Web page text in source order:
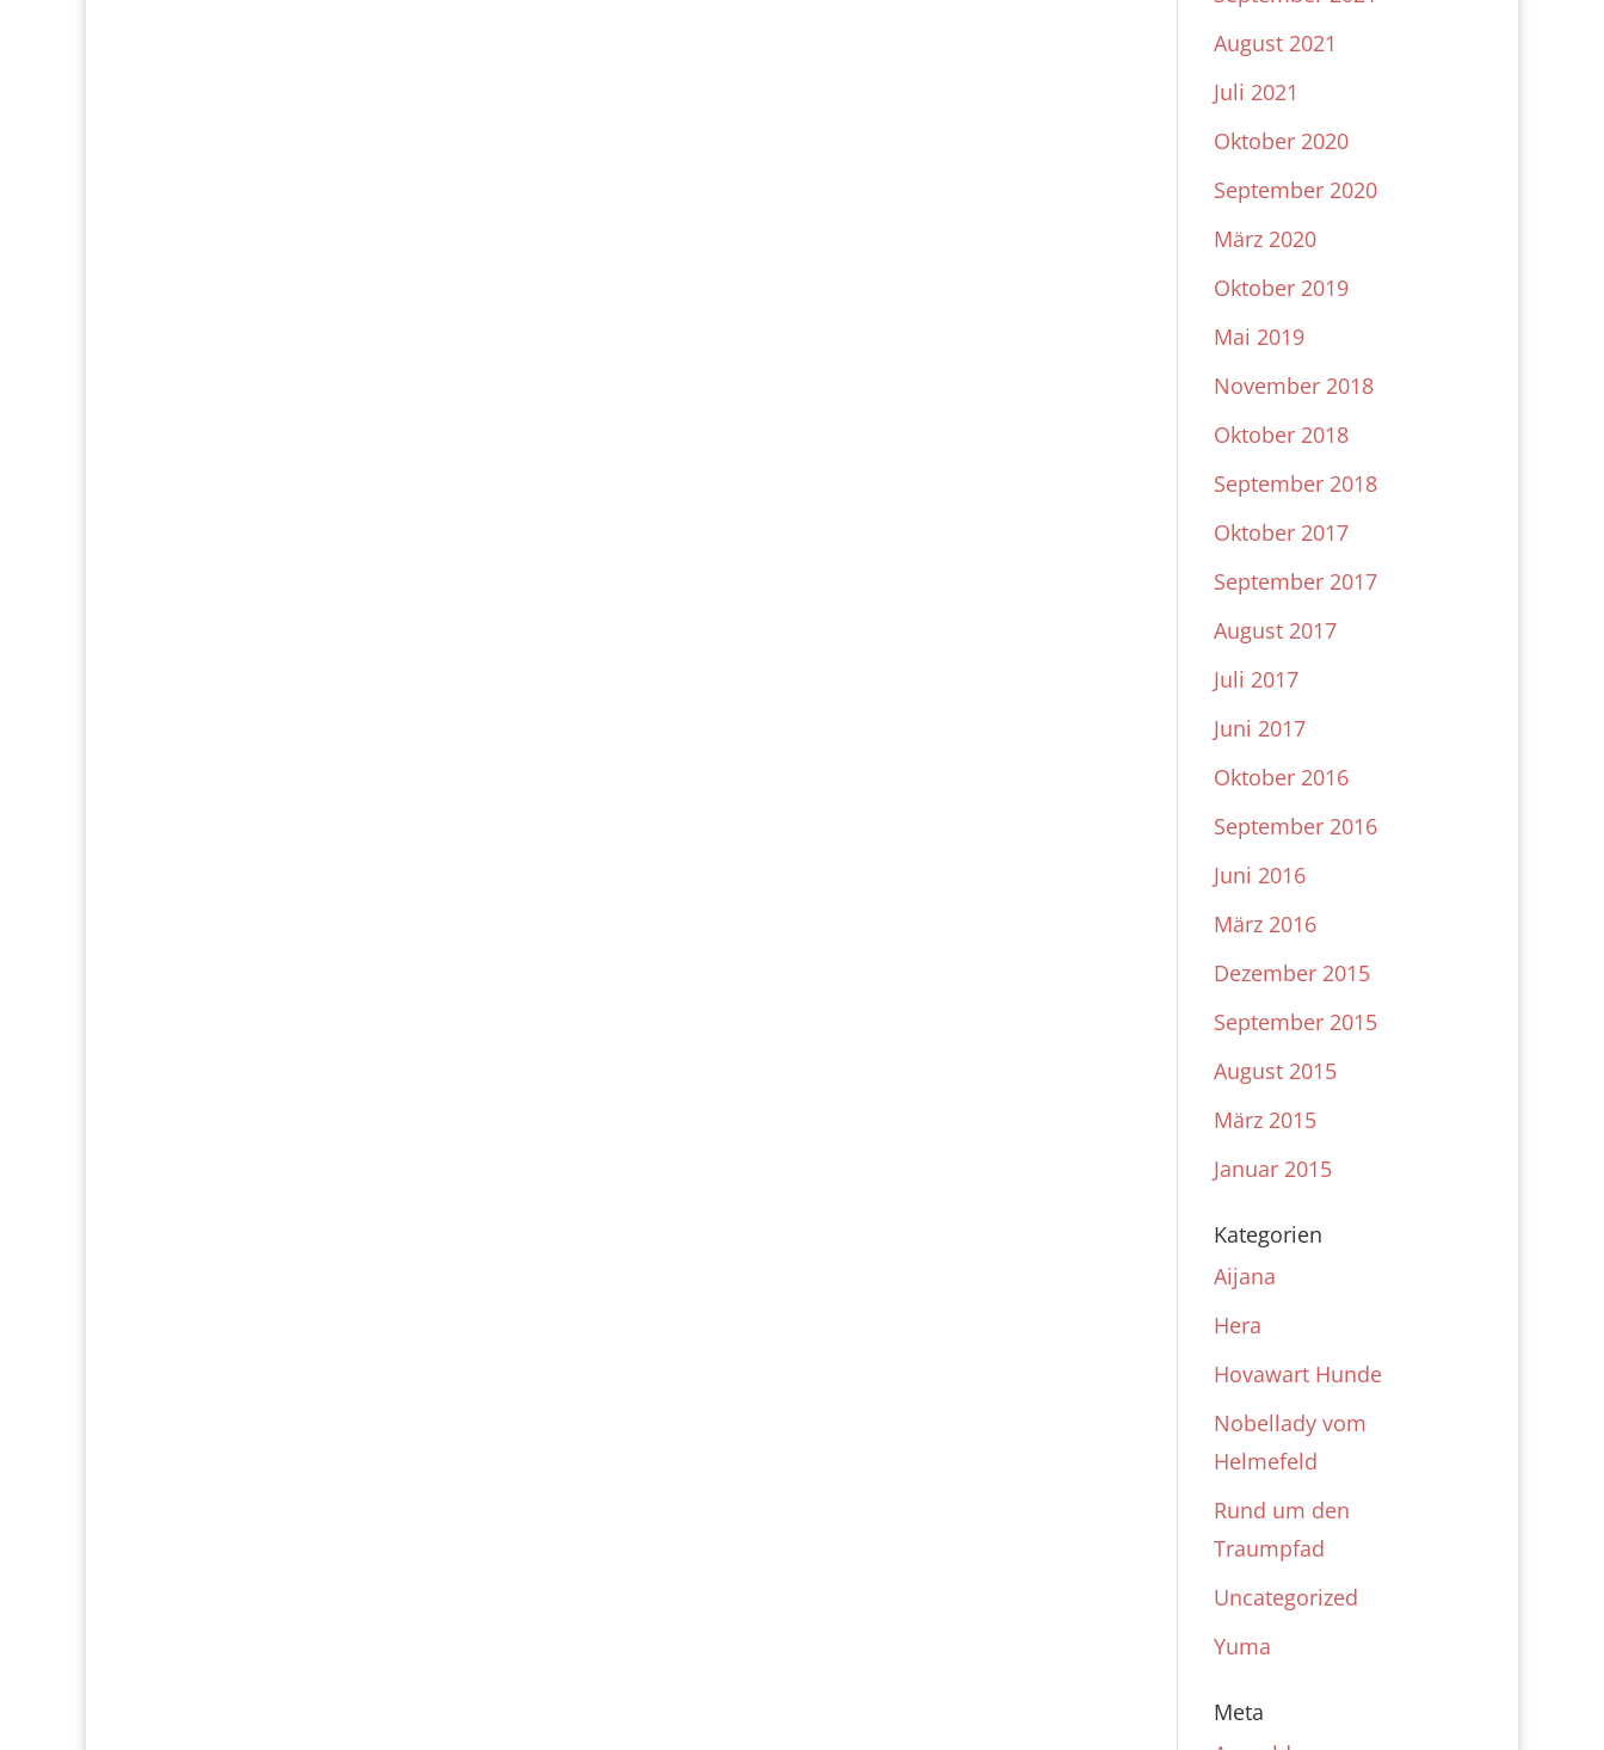
August 2021
Juli 2021
Oktober 2020
September 2020
März 2020
Oktober 2019
Mai 2019
November 2018
Oktober 2018
September 2018
Oktober 2017
September 2017
August 2017
Juli 2017
Juni 2017
Oktober 2016
September 2016
Juni 2016
März 2016
Dezember 2015
September 2015
August 2015
März 2015
Januar 2015
Kategorien
Aijana
Hera
Hovawart Hunde
Nobellady vom
Helmefeld
Rund um den
Traumpfad
Uncategorized
Yuma
Meta